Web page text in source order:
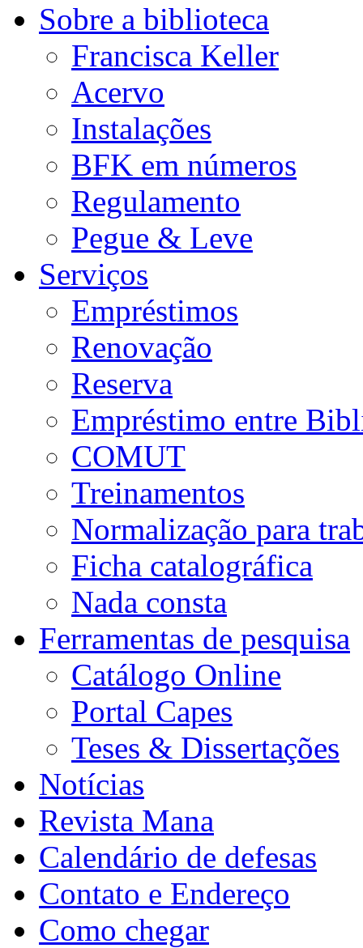
Sobre a biblioteca
Francisca Keller
Acervo
Instalações
BFK em números
Regulamento
Pegue & Leve
Serviços
Empréstimos
Renovação
Reserva
Empréstimo entre
COMUT
Treinamentos
Normalização para
Ficha catalográfica
Nada consta
Ferramentas de pesquisa
Catálogo Online
Portal Capes
Teses & Dissertações
Notícias
Revista Mana
Calendário de defesas
Contato e Endereço
Como chegar